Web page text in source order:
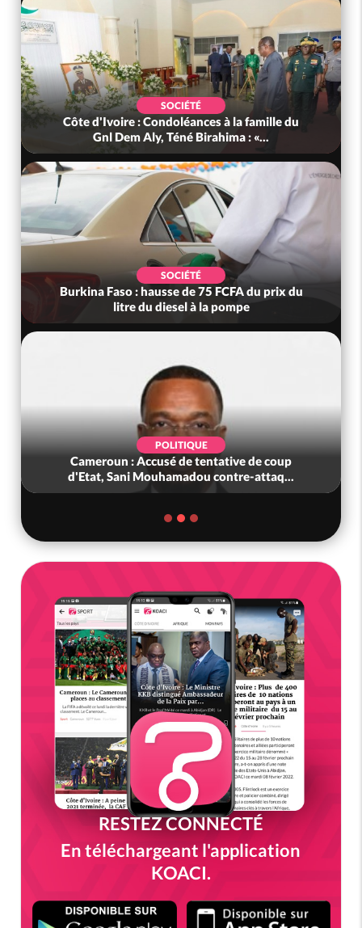
SOCIÉTÉ
Côte d'Ivoire : Condoléances à la famille du
Gnl Dem Aly, Téné Birahima : «...
SOCIÉTÉ
Burkina Faso : hausse de 75 FCFA du prix du
litre du diesel à la pompe
POLITIQUE
Cameroun : Accusé de tentative de coup
d'Etat, Sani Mouhamadou contre-attaq...
RESTEZ CONNECTÉ
En téléchargeant l'application
KOACI.